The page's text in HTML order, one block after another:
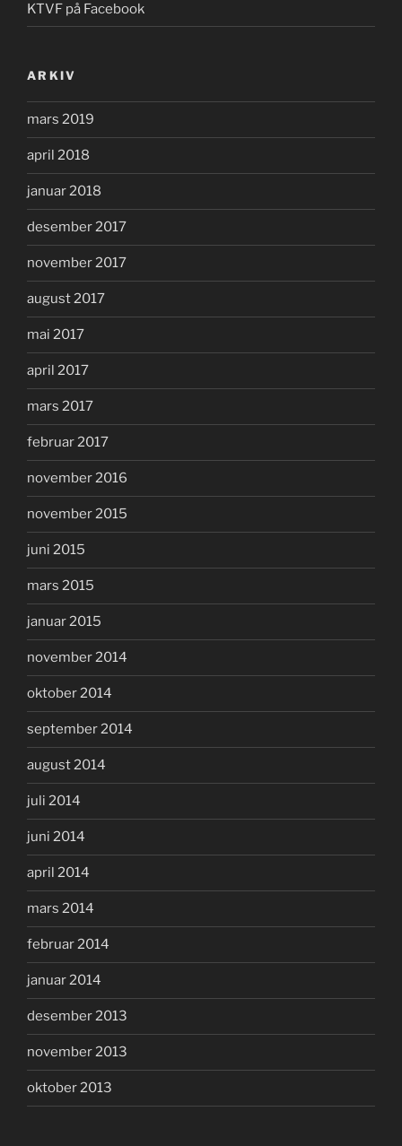
KTVF på Facebook
ARKIV
mars 2019
april 2018
januar 2018
desember 2017
november 2017
august 2017
mai 2017
april 2017
mars 2017
februar 2017
november 2016
november 2015
juni 2015
mars 2015
januar 2015
november 2014
oktober 2014
september 2014
august 2014
juli 2014
juni 2014
april 2014
mars 2014
februar 2014
januar 2014
desember 2013
november 2013
oktober 2013